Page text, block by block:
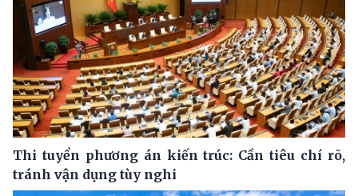
Thi tuyển phương án kiến trúc: Cần tiêu chí rõ,
tránh vận dụng tùy nghi